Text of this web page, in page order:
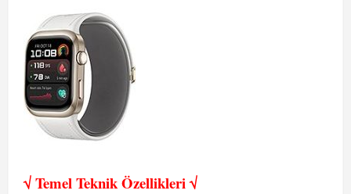
√ Temel Teknik Özellikleri √